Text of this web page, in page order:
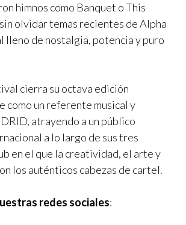
himnos como Banquet o This
olvidar temas recientes de Alpha
lleno de nostalgia, potencia y puro
cierra su octava edición
como un referente musical y
atrayendo a un público
a lo largo de sus tres
en el que la creatividad, el arte y
los auténticos cabezas de cartel.
redes sociales: